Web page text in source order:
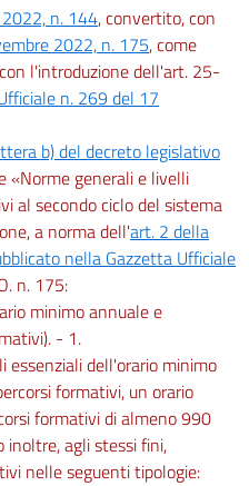
n. 144, convertito, con
2022, n. 175, come
l'introduzione dell'art. 25-
n. 269 del 17
b) del decreto legislativo
«Norme generali e livelli
al secondo ciclo del sistema
a norma dell'art. 2 della
nella Gazzetta Ufficiale
n. 175:
minimo annuale e
- 1.
essenziali dell'orario minimo
formativi, un orario
formativi di almeno 990
inoltre, agli stessi fini,
nelle seguenti tipologie: